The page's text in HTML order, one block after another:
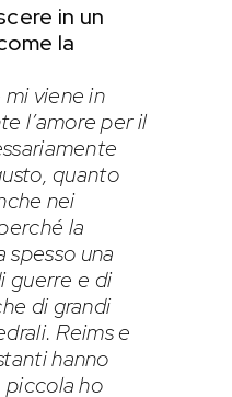
in un
la
mi viene in
l’amore per il
quanto
nei
la
spesso una
guerre e di
di grandi
Reims e
hanno
piccola ho